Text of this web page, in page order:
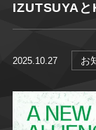
IZUTSUYA
2025.10.27 お